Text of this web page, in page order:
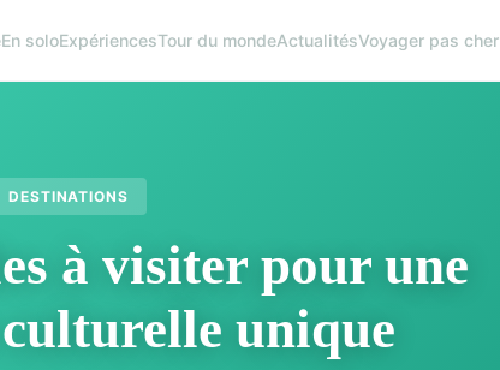
En soloExpériencesTour du mondeActualitésVoyager pas cher
DESTINATIONS
à visiter pour une
unique